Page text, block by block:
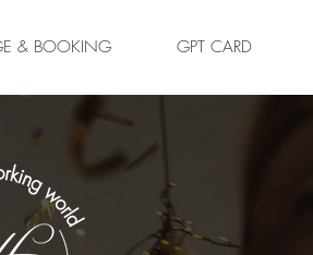
& BOOKING GPT CARD